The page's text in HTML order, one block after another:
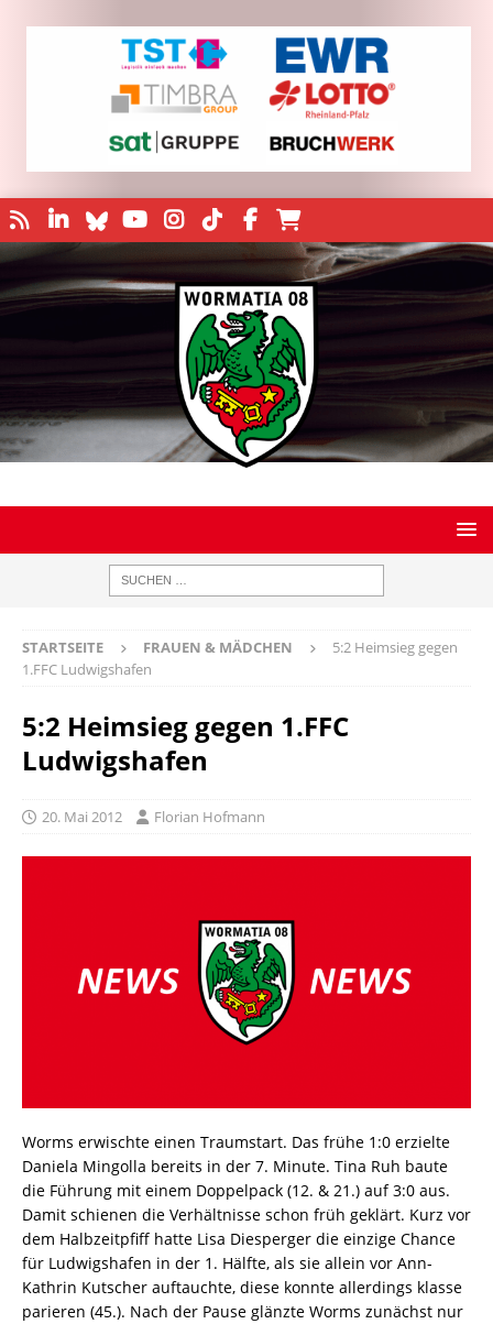
STARTSEITE FRAUEN & MÄDCHEN
5:2 Heimsieg gegen
1.FFC Ludwigshafen
5:2 Heimsieg gegen 1.FFC
Ludwigshafen
20. Mai 2012 Florian Hofmann
Worms erwischte einen Traumstart. Das frühe 1:0 erzielte
Daniela Mingolla bereits in der 7. Minute. Tina Ruh baute
die Führung mit einem Doppelpack (12. & 21.) auf 3:0 aus.
Damit schienen die Verhältnisse schon früh geklärt. Kurz vor
dem Halbzeitpfiff hatte Lisa Diesperger die einzige Chance
für Ludwigshafen in der 1. Hälfte, als sie allein vor Ann-
Kathrin Kutscher auftauchte, diese konnte allerdings klasse
parieren (45.). Nach der Pause glänzte Worms zunächst nur